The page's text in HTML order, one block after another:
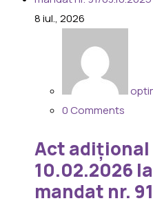
8iul., 2026
0 Comments
Act adițional
10.02.2026
mandat nr.